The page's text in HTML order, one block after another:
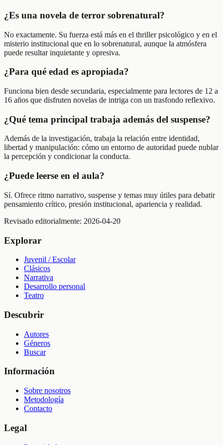
¿Es una novela de terror sobrenatural?
No exactamente. Su fuerza está más en el thriller psicológico y en el
misterio institucional que en lo sobrenatural, aunque la atmósfera
puede resultar inquietante y opresiva.
¿Para qué edad es apropiada?
Funciona bien desde secundaria, especialmente para lectores de 12 a
16 años que disfruten novelas de intriga con un trasfondo reflexivo.
¿Qué tema principal trabaja además del suspense?
Además de la investigación, trabaja la relación entre identidad,
libertad y manipulación: cómo un entorno de autoridad puede nublar
la percepción y condicionar la conducta.
¿Puede leerse en el aula?
Sí. Ofrece ritmo narrativo, suspense y temas muy útiles para debatir
pensamiento crítico, presión institucional, apariencia y realidad.
Revisado editorialmente: 2026-04-20
Explorar
Juvenil / Escolar
Clásicos
Narrativa
Desarrollo personal
Teatro
Descubrir
Autores
Géneros
Buscar
Información
Sobre nosotros
Metodología
Contacto
Legal